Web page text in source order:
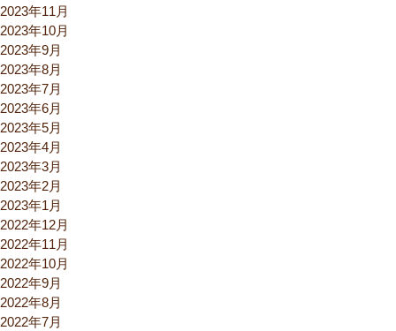
2023年11月
2023年10月
2023年9月
2023年8月
2023年7月
2023年6月
2023年5月
2023年4月
2023年3月
2023年2月
2023年1月
2022年12月
2022年11月
2022年10月
2022年9月
2022年8月
2022年7月